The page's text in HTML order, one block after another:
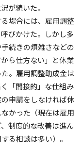
が続いた。
場合には、雇用調整
びかけた。しかし多
続きの煩雑さなどの
ら仕方ない」と休業
。雇用調整助成金は
「間接的」な仕組み
申請をしなければ休
かった（現在は雇用
制度的な改善は進ん
る相談は多い）。